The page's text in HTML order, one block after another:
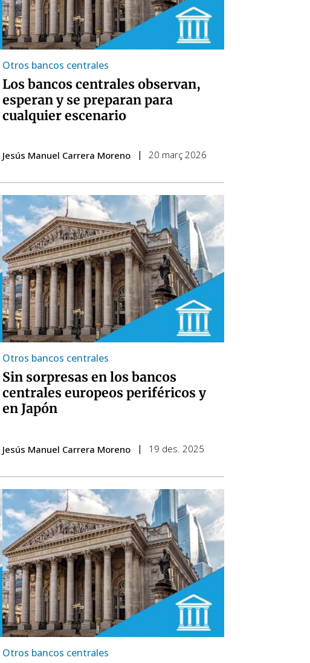
Otros bancos centrales
Los bancos centrales observan,
esperan y se preparan para
cualquier escenario
Jesús Manuel Carrera Moreno 20 març 2026
Otros bancos centrales
Sin sorpresas en los bancos
centrales europeos periféricos y
en Japón
Jesús Manuel Carrera Moreno 19 des. 2025
Otros bancos centrales